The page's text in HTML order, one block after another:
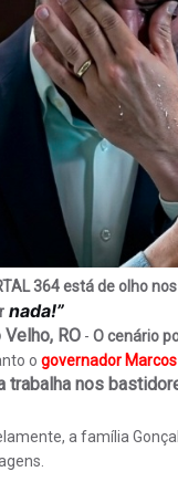
364 está de olho
nada!”
Velho, RO- O cenário
o governador
trabalha nos
a família